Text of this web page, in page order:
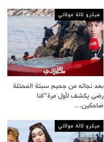
ميكرو لالة مولاتي
بعد نجاته من جحيم سبتة المحتلة
رضى يكشف لأول مرة“كنا
ضاحكين…
ميكرو لالة مولاتي